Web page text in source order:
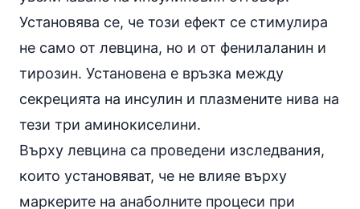
Установява се, че този ефект се стимулира
не само от левцина, но и от фенилаланин и
тирозин. Установена е връзка между
секрецията на инсулин и плазмените нива на
тези три аминокиселини.
Върху левцина са проведени изследвания,
които установяват, че не влияе върху
маркерите на анаболните процеси при